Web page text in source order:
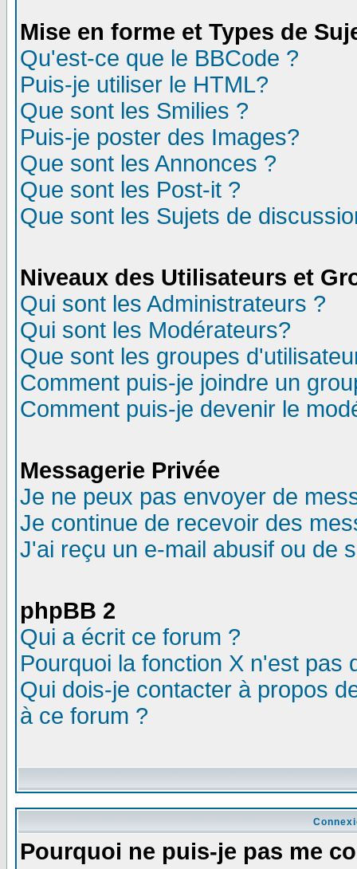
Mise en forme et Types de
Qu'est-ce que le BBCode ?
Puis-je utiliser le HTML?
Que sont les Smilies ?
Puis-je poster des Images?
Que sont les Annonces ?
Que sont les Post-it ?
Que sont les Sujets de
Niveaux des Utilisateurs et
Qui sont les Administrateurs ?
Qui sont les Modérateurs?
Que sont les groupes
Comment puis-je joindre un
Comment puis-je devenir le
Messagerie Privée
Je ne peux pas envoyer de
Je continue de recevoir des
J'ai reçu un e-mail abusif ou de
phpBB 2
Qui a écrit ce forum ?
Pourquoi la fonction X n'est pas
Qui dois-je contacter à propos
à ce forum ?
Pourquoi ne puis-je pas me